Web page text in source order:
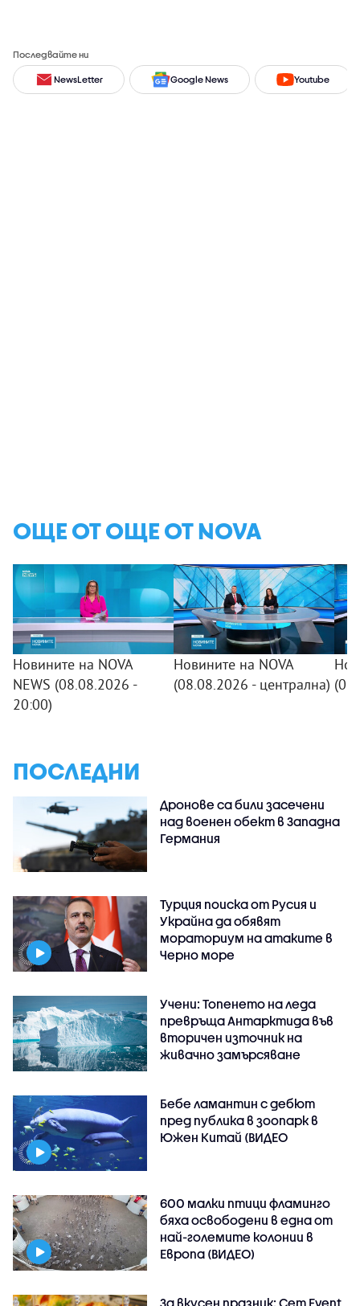
Последвайте ни
NewsLetter Google News Youtube
ОЩЕ ОТ ОЩЕ ОТ NOVA
Новините на NOVA
NEWS (08.08.2026 -
20:00)
Новините на NOVA
(08.08.2026 - централна)
ПОСЛЕДНИ
Дронове са били засечени
над военен обект в Западна
Германия
Турция поиска от Русия и
Украйна да обявят
мораториум на атаките в
Черно море
Учени: Топенето на леда
превръща Антарктида във
вторичен източник на
живачно замърсяване
Бебе ламантин с дебют
пред публика в зоопарк в
Южен Китай (ВИДЕО
600 малки птици фламинго
бяха освободени в една от
най-големите колонии в
Европа (ВИДЕО)
За вкусен празник: Сет Event